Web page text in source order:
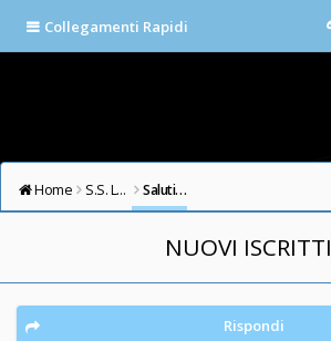
Collegamenti Rapidi
Home S.S. LAZIO FORUM Saluti e Presentazioni
NUOVI ISCRITTI
Rispondi